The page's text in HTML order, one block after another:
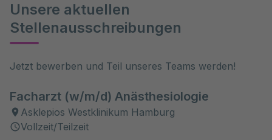
Unsere aktuellen
Stellenausschreibungen
Jetzt bewerben und Teil unseres Teams werden!
Facharzt (w/m/d) Anästhesiologie
Asklepios Westklinikum Hamburg
Vollzeit/Teilzeit